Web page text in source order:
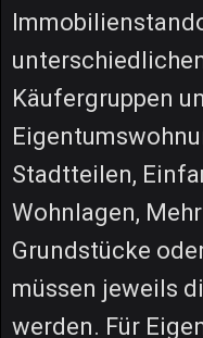
Käufergruppen
Stadtteilen,
Wohnlagen,
Grundstücke
müssen jeweils
werden. Für